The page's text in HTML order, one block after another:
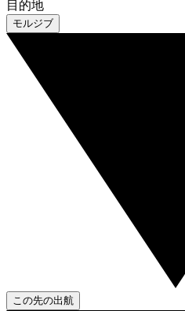
目的地
モルジブ
この先の出航